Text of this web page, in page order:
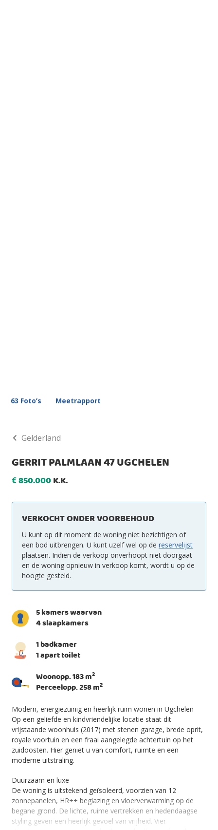
63 Foto’s Meetrapport
Gelderland
GERRIT PALMLAAN 47 UGCHELEN
€850.000K.K.
VERKOCHT ONDER VOORBEHOUD
U kunt op dit moment de woning niet bezichtigen of
een bod uitbrengen. U kunt uzelf wel op de reservelijst
plaatsen. Indien de verkoop onverhoopt niet doorgaat
en de woning opnieuw in verkoop komt, wordt u op de
hoogte gesteld.
5 kamers waarvan
4 slaapkamers
1 badkamer
1 apart toilet
Woonopp. 183 m2
Perceelopp. 258 m2
Modern, energiezuinig en heerlijk ruim wonen in Ugchelen
Op een geliefde en kindvriendelijke locatie staat dit
vrijstaande woonhuis (2017) met stenen garage, brede oprit,
royale voortuin en een fraai aangelegde achtertuin op het
zuidoosten. Hier geniet u van comfort, ruimte en een
moderne uitstraling.
Duurzaam en luxe
De woning is uitstekend geïsoleerd, voorzien van 12
zonnepanelen, HR++ beglazing en vloerverwarming op de
begane grond. De lichte, ruime vertrekken en hedendaagse
styling geven een heerlijk gevoel van vrijheid. Vier